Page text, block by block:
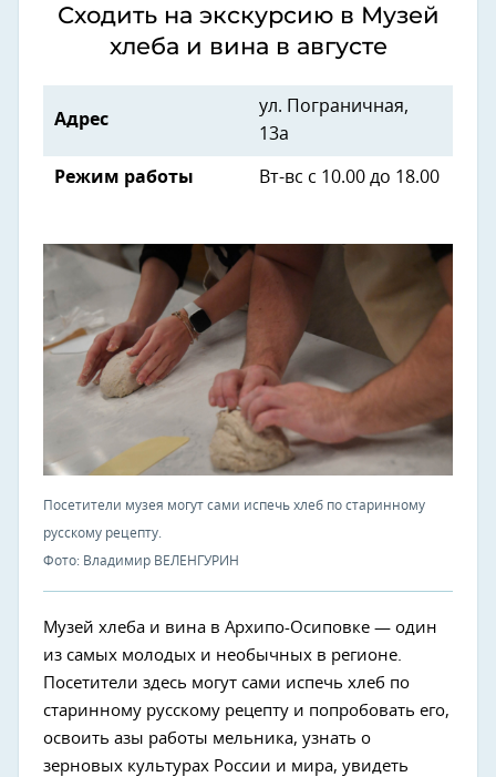
Сходить на экскурсию в Музей
хлеба и вина в августе
Адрес
ул. Пограничная,
13а
Режим работы Вт-вс с 10.00 до 18.00
Посетители музея могут сами испечь хлеб по старинному
русскому рецепту.
Фото: Владимир ВЕЛЕНГУРИН
Музей хлеба и вина в Архипо-Осиповке — один
из самых молодых и необычных в регионе.
Посетители здесь могут сами испечь хлеб по
старинному русскому рецепту и попробовать его,
освоить азы работы мельника, узнать о
зерновых культурах России и мира, увидеть